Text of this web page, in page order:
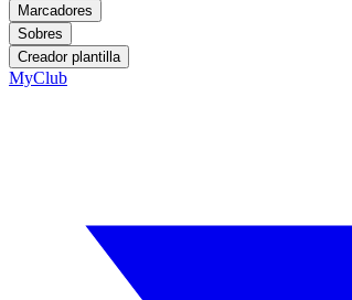
Marcadores
Sobres
Creador plantilla
MyClub